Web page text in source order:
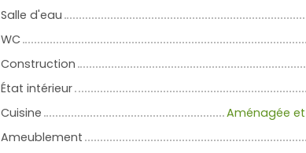
Salle d'eau
WC
Construction
État intérieur
Cuisine
Aménagée
Ameublement